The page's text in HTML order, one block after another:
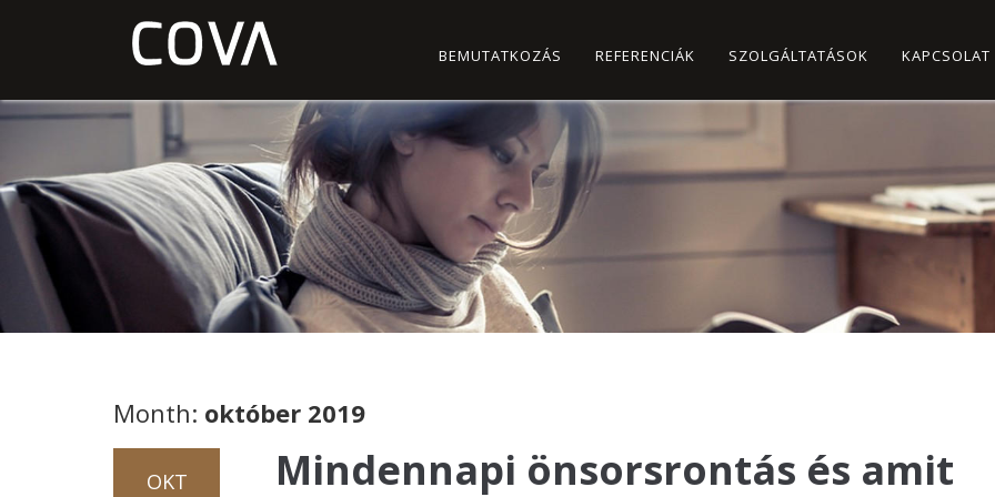
BEMUTATKOZÁS REFERENCIÁK SZOLGÁLTATÁSOK KAPCSOLAT
Month: október 2019
OKT Mindennapi önsorsrontás és amit